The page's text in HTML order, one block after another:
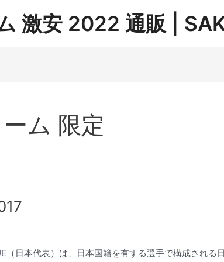
激安 2022 通販 |
ム 限定
日本代表）は、日本国籍を有する選手で構成される